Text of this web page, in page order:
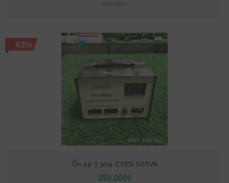
-63%
Ổn áp 1 pha EYEN 500VA
350.000₫